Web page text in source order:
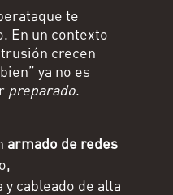
te
En un contexto
crecen
ya no es
preparado.
armado de redes
cableado de alta